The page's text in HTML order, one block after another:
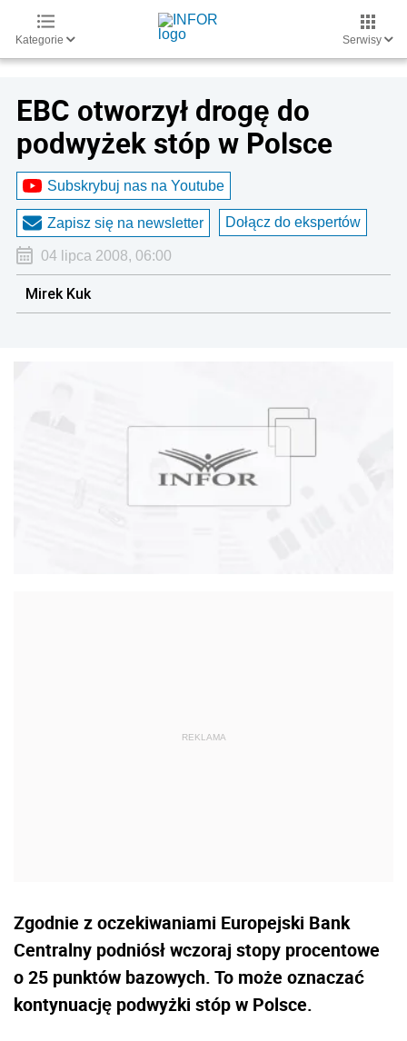
Kategorie Serwisy
EBC otworzył drogę do
podwyżek stóp w Polsce
Subskrybuj nas na Youtube
Zapisz się na newsletter Dołącz do ekspertów
04 lipca 2008, 06:00
Mirek Kuk
Zgodnie z oczekiwaniami Europejski Bank
Centralny podniósł wczoraj stopy procentowe
o 25 punktów bazowych. To może oznaczać
kontynuację podwyżki stóp w Polsce.